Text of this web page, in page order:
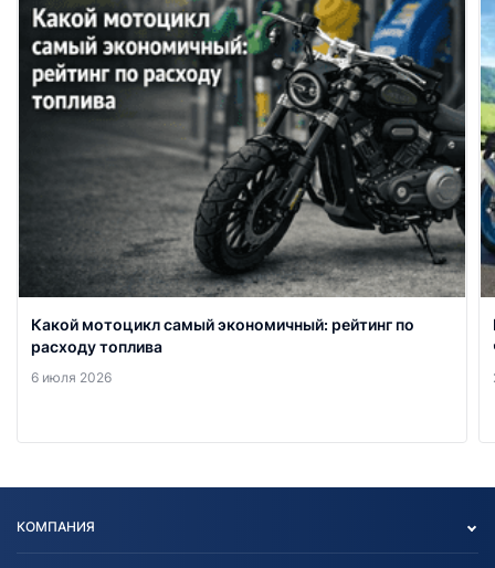
Какой мотоцикл самый экономичный: рейтинг по
расходу топлива
6 июля 2026
КОМПАНИЯ